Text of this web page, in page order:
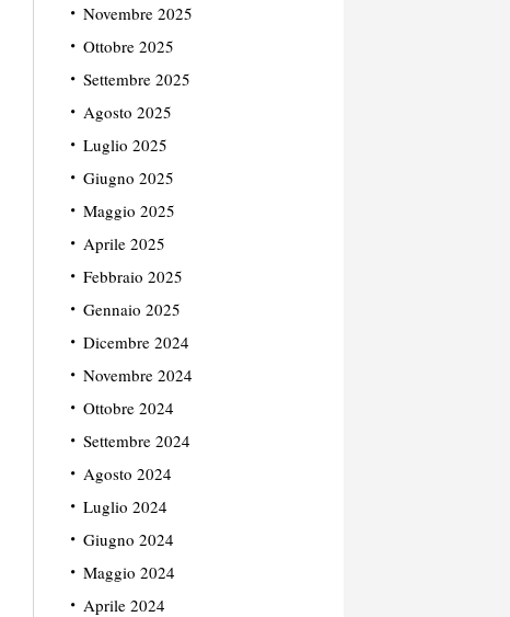
Novembre 2025
Ottobre 2025
Settembre 2025
Agosto 2025
Luglio 2025
Giugno 2025
Maggio 2025
Aprile 2025
Febbraio 2025
Gennaio 2025
Dicembre 2024
Novembre 2024
Ottobre 2024
Settembre 2024
Agosto 2024
Luglio 2024
Giugno 2024
Maggio 2024
Aprile 2024